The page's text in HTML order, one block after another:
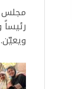
مجلس
رئيساً